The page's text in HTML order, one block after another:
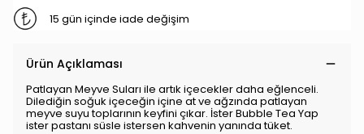
15 gün içinde iade değişim
Ürün Açıklaması
Patlayan Meyve Suları ile artık içecekler daha eğlenceli.
Dilediğin soğuk içeceğin içine at ve ağzında patlayan
meyve suyu toplarının keyfini çıkar. İster Bubble Tea Yap
ister pastanı süsle istersen kahvenin yanında tüket.